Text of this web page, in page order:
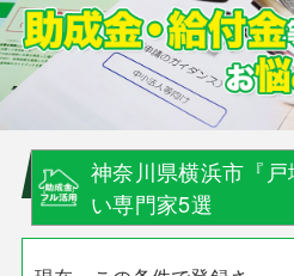
神奈川県横浜市『
い専門家5選